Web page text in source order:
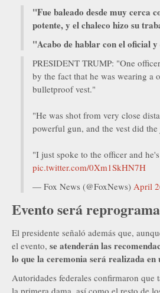
"Fue baleado desde muy cerca
potente, y el chaleco hizo su
"Acabo de hablar con el oficial
PRESIDENT TRUMP: "One
by the fact that he was wearing a
bulletproof vest."
"He was shot from very close
powerful gun, and the vest did
"I just spoke to the officer and
pic.twitter.com/0Xm1SkHN7H
— Fox News (@FoxNews) April
Evento será
El presidente señaló además que,
el evento, se atenderán las
lo que la ceremonia será realizada en
Autoridades federales confirmaron que